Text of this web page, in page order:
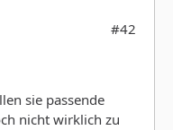
#42
sie passende
nicht wirklich zu